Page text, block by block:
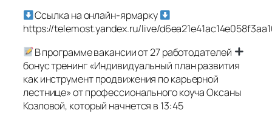
Ссылка на онлайн-ярмарку
https://telemost.yandex.ru/live/
В программе вакансии от 27 работодателей
бонус тренинг «Индивидуальный план развития
как инструмент продвижения по карьерной
лестнице» от профессионального коуча Оксаны
Козловой, который начнется в 13:45